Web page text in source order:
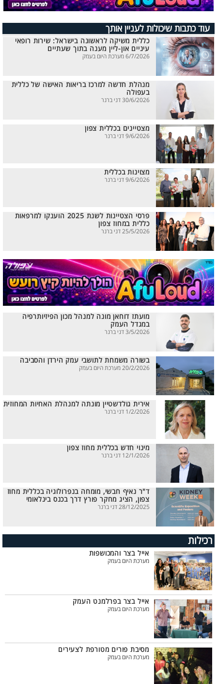
עוד כתבות שיכולות לעניין אותך
כללית משיקה לראשונה בישראל: שירות רופאי
עיניים און-ליין מענה בתוך שעתיים
6/7/2026 מערכת היום בעמק
מנהלת חדשה למרכז בריאות האישה של כללית
בעפולה
30/6/2026 דני ברנר
מצטיינים בכללית צפון
9/6/2026 דני ברנר
מצוינות בכללית
9/6/2026 דני ברנר
פרסי הצטיינות לשנת 2025 הוענקו למרפאות
כללית במחוז צפון
25/5/2026 דני ברנר
מועתז דוחאן מונה למנהל מכון הפיזיותרפיה
במגדל העמק
3/5/2026 דני ברנר
בשורה משמחת לתושבי עמק הירדן והסביבה
20/2/2026 מערכת היום בעמק
אירית גולדשטיין מונתה למנהלת האחיות המחוזית
1/2/2026 דני ברנר
מינוי חדש בכללית מחוז צפון
12/1/2026 דני ברנר
ד"ר נאיף חבשי, מומחה בנפרולוגיה בכללית מחוז
צפון, הציג מחקר פורץ דרך בכנס בינלאומי
28/12/2025 דני ברנר
רכילות
אייל בצר והמכושפות
מערכת היום בעמק
אייל בצר בפרלמנט העמק
מערכת היום בעמק
מסיבת פורים מטורפת לצעירים
מערכת היום בעמק